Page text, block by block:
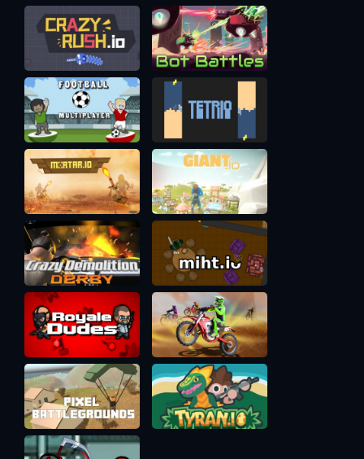
быстро летают и под покровом невидимости могут
подлетать к чужой базе и стрелять по ней, беззащитной.
Да, раскрытого Стэлса быстро взорвут, но он нанесет 100
- 150 урона точно. И, переродившись, совершит новый
налёт. А если в команде 3-4 таких корабля, то противнику
будет несладко =)
MECHANIC умеет своими Healing pod (спецумение) чинить
здоровье базе. Если в команде есть пара механиков, то
они очень неслабо могут вытянуть здоровье базы!
Конечно, суперудар по базе соперника может нанести
BULLY, если облетит войска врага по краешку и вдоль
стенки будет двигаться навстречу вражеской базе. Этот
танк впринципе убить сложно, а прокачанный щит даст
ему несколько секунд мощной атаки по голой базе и
противники будут очень обижены.